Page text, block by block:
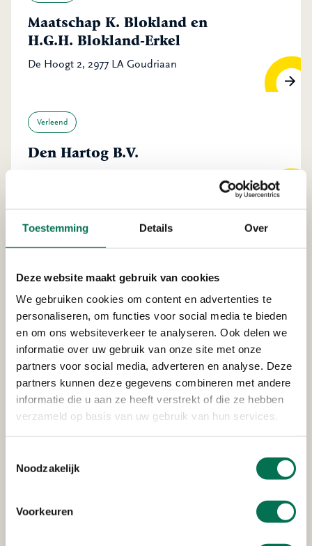
Toestemming Details Over
Deze website maakt gebruik van cookies
We gebruiken cookies om content en advertenties te
personaliseren, om functies voor social media te bieden
en om ons websiteverkeer te analyseren. Ook delen we
informatie over uw gebruik van onze site met onze
partners voor social media, adverteren en analyse. Deze
partners kunnen deze gegevens combineren met andere
informatie die u aan ze heeft verstrekt of die ze hebben
verzameld op basis van uw gebruik van hun services.
Noodzakelijk
Voorkeuren
Maatschap K. Blokland en
H.G.H. Blokland-Erkel
De Hoogt 2, 2977 LA Goudriaan
Verleend
Den Hartog B.V.
Verleend
Verleend
Wemmers Tanktransport B.V.
Wervenkampweg 4, 2971 VJ Bleskensgraaf
Dorpsstraat 18, 2971 AD Bleskensgraaf